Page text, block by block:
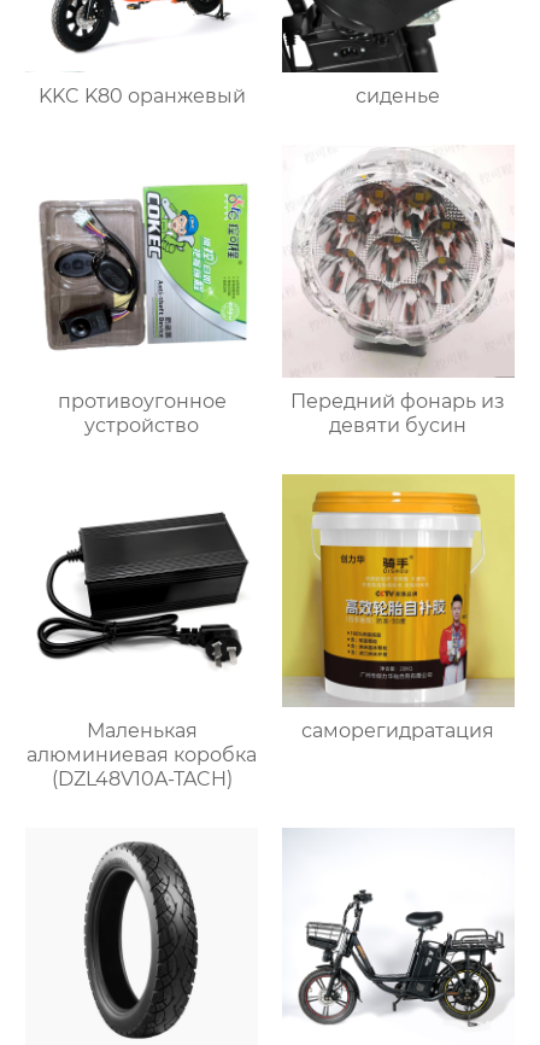
KKC K80 оранжевый сиденье
противоугонное
устройство
Передний фонарь из
девяти бусин
Маленькая
алюминиевая коробка
(DZL48V10A-TACH)
саморегидратация